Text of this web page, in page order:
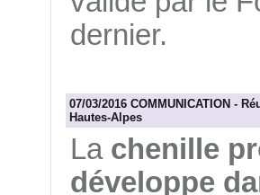
dernier.
07/03/2016 COMMUNICATION -
Hautes-Alpes
La chenille
développe